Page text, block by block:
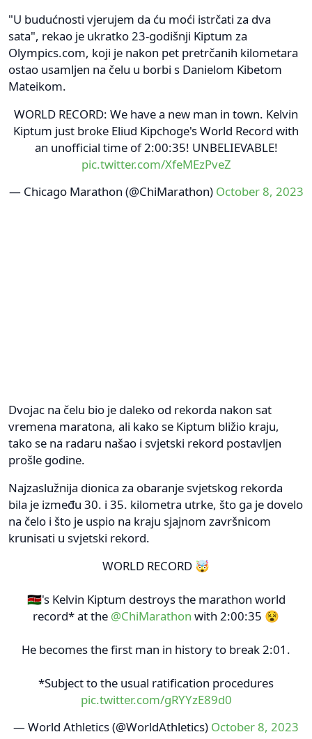
"U budućnosti vjerujem da ću moći istrčati za dva
sata", rekao je ukratko 23-godišnji Kiptum za
Olympics.com, koji je nakon pet pretrčanih kilometara
ostao usamljen na čelu u borbi s Danielom Kibetom
Mateikom.
WORLD RECORD: We have a new man in town. Kelvin
Kiptum just broke Eliud Kipchoge's World Record with
an unofficial time of 2:00:35! UNBELIEVABLE!
pic.twitter.com/XfeMEzPveZ
— Chicago Marathon (@ChiMarathon) October 8, 2023
Dvojac na čelu bio je daleko od rekorda nakon sat
vremena maratona, ali kako se Kiptum bližio kraju,
tako se na radaru našao i svjetski rekord postavljen
prošle godine.
Najzaslužnija dionica za obaranje svjetskog rekorda
bila je između 30. i 35. kilometra utrke, što ga je dovelo
na čelo i što je uspio na kraju sjajnom završnicom
krunisati u svjetski rekord.
WORLD RECORD 🤯
🇰🇪's Kelvin Kiptum destroys the marathon world
record* at the @ChiMarathon with 2:00:35 😵
He becomes the first man in history to break 2:01.
*Subject to the usual ratification procedures
pic.twitter.com/gRYYzE89d0
— World Athletics (@WorldAthletics) October 8, 2023